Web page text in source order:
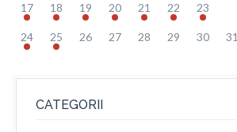
17 18 19 20 21 22 23
24 25 26 27 28 29 30 31
CATEGORII